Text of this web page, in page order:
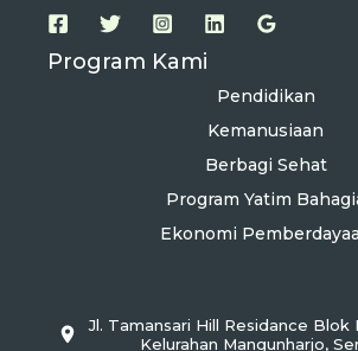
Program Kami
Pendidikan
Kemanusiaan
Berbagi Sehat
Program Yatim
Ekonomi
Jl. Tamansari Hill Residance Blok
Kelurahan Mangunharjo,